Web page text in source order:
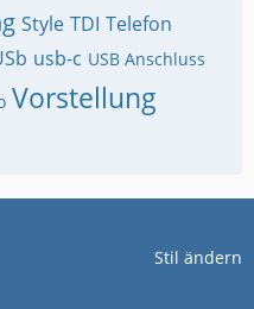
Style TDI Telefon
usb-c USB Anschluss
Vorstellung
Stil ändern